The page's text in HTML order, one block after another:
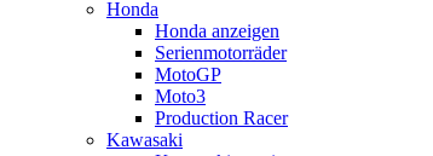
Honda
Honda anzeigen
Serienmotorräder
MotoGP
Moto3
Production Racer
Kawasaki